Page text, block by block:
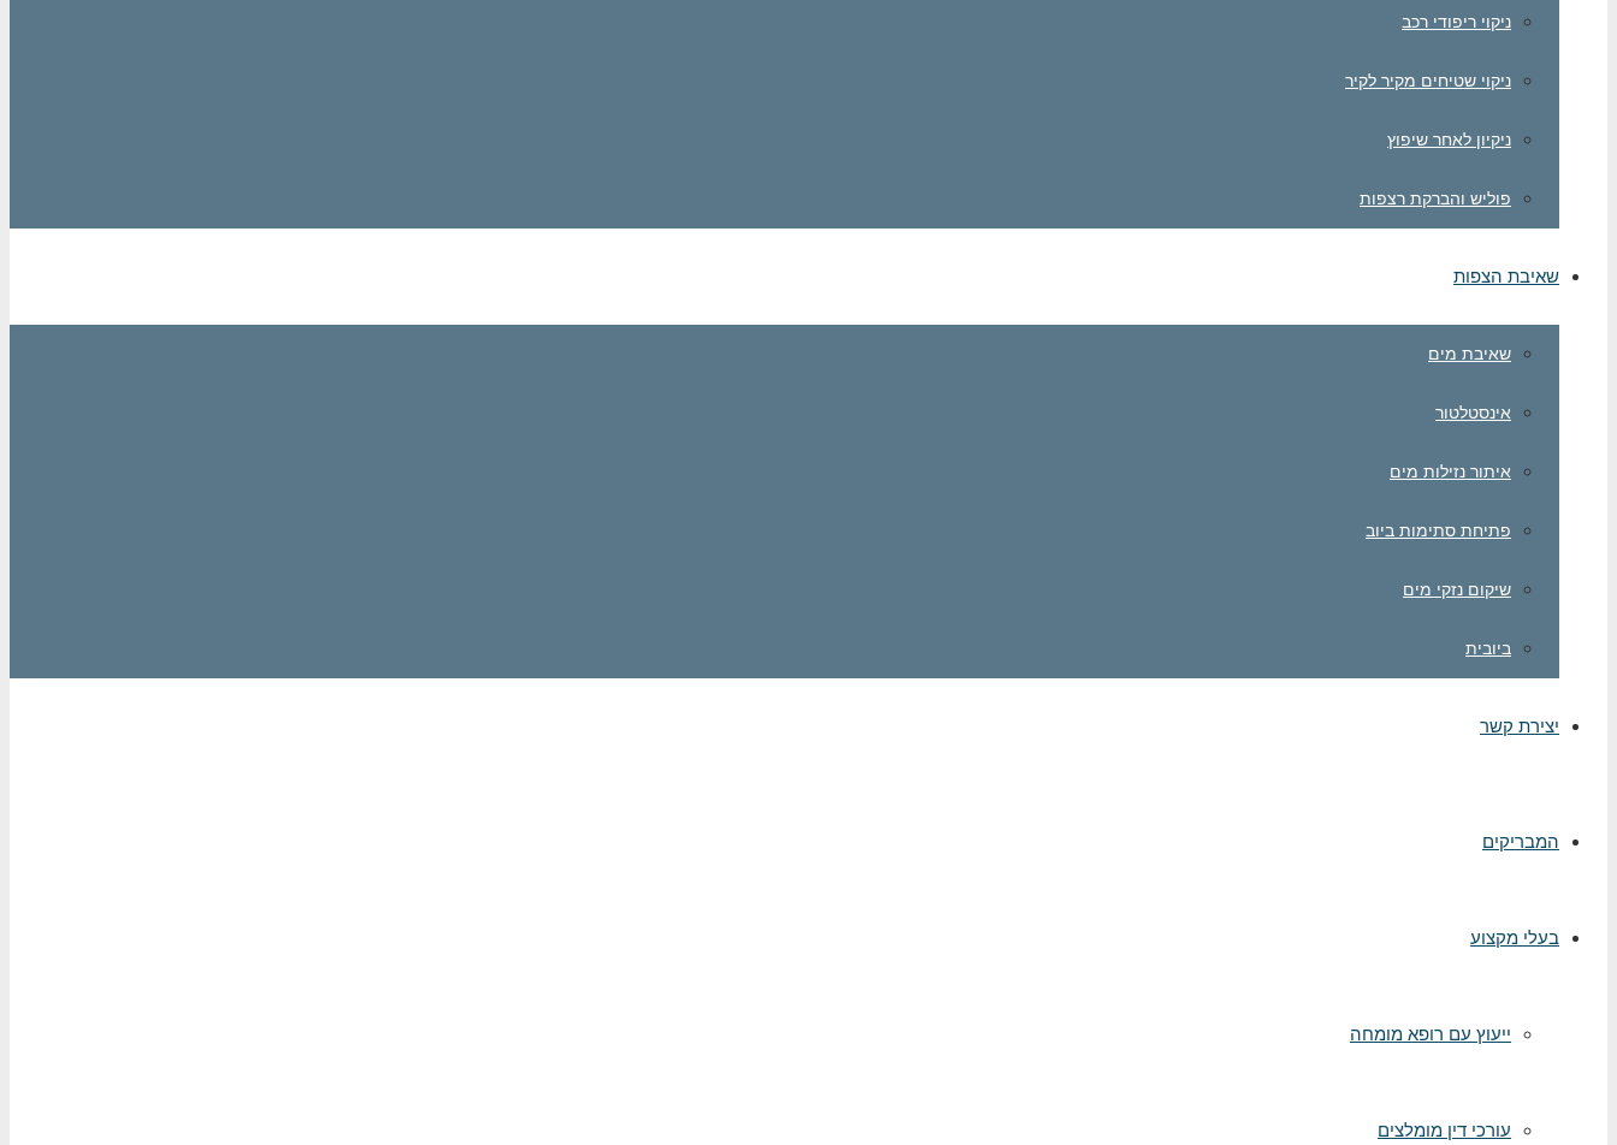
ניקוי ריפודי רכב
ניקוי שטיחים מקיר לקיר
ניקיון לאחר שיפוץ
פוליש והברקת רצפות
שאיבת הצפות
שאיבת מים
אינסטלטור
איתור נזילות מים
פתיחת סתימות ביוב
שיקום נזקי מים
ביובית
יצירת קשר
המבריקים
בעלי מקצוע
ייעוץ עם רופא מומחה
עורכי דין מומלצים